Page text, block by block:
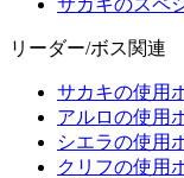
サカキのスペ
リーダー/ボス関連
サカキの使用
アルロの使用
シエラの使用
クリフの使用